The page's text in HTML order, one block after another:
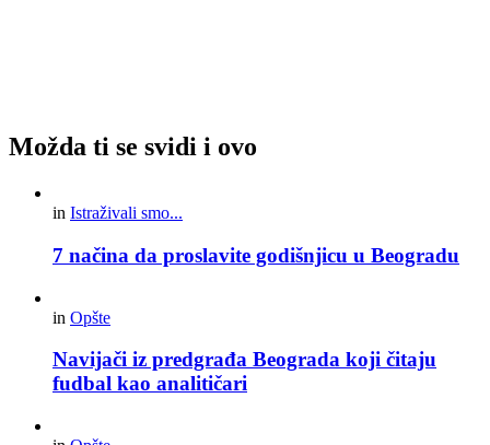
Možda ti se svidi i ovo
in Istraživali smo...
7 načina da proslavite godišnjicu u Beogradu
in Opšte
Navijači iz predgrađa Beograda koji čitaju
fudbal kao analitičari